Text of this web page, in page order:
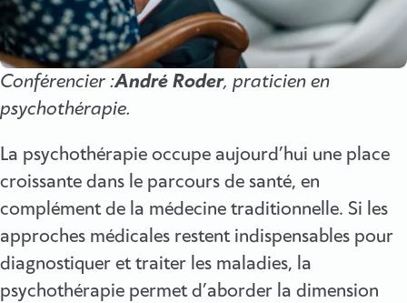
Conférencier :André Roder, praticien en
psychothérapie.
La psychothérapie occupe aujourd’hui une place
croissante dans le parcours de santé, en
complément de la médecine traditionnelle. Si les
approches médicales restent indispensables pour
diagnostiquer et traiter les maladies, la
psychothérapie permet d’aborder la dimension